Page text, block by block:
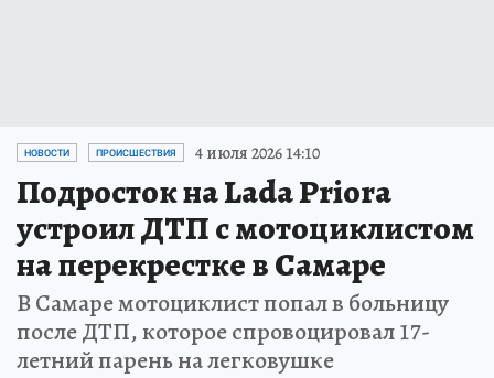
НОВОСТИ ПРОИСШЕСТВИЯ 4 июля 2026 14:10
Подросток на Lada Priora
устроил ДТП с мотоциклистом
на перекрестке в Самаре
В Самаре мотоциклист попал в больницу
после ДТП, которое спровоцировал 17-
летний парень на легковушке